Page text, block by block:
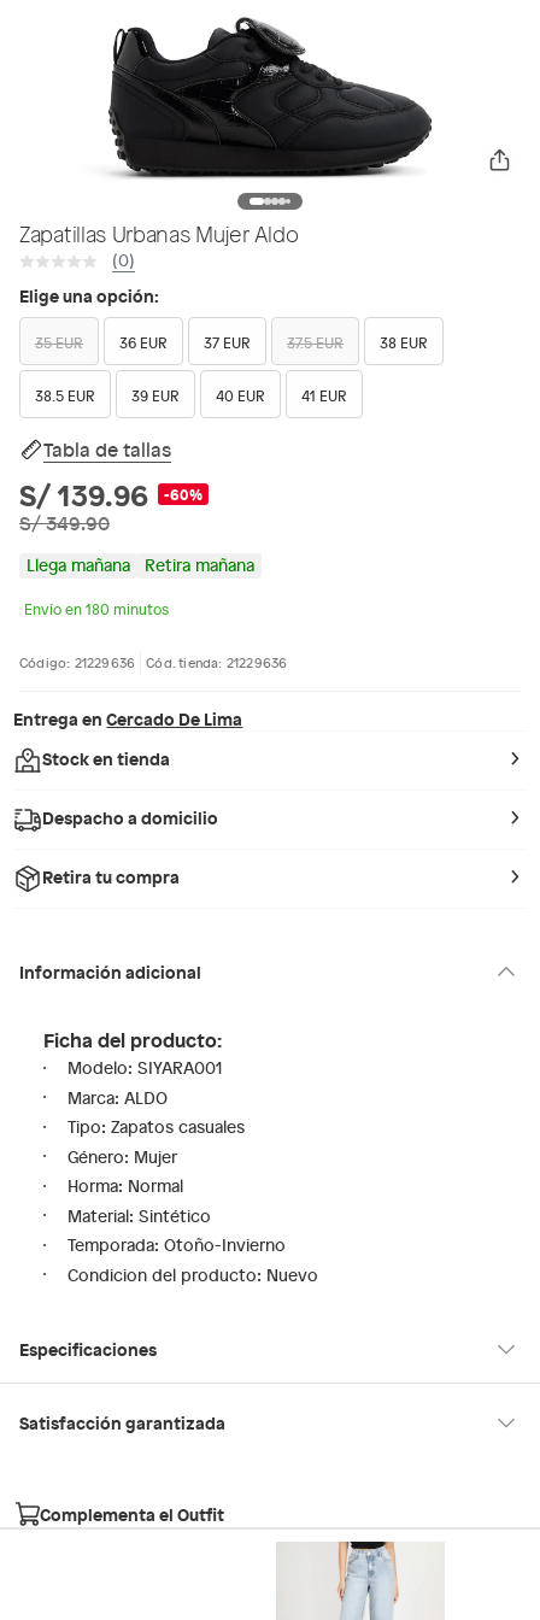
Zapatillas Urbanas Mujer Aldo
(0)
Elige una opción:
35 EUR 36 EUR 37 EUR 37.5 EUR 38 EUR
38.5 EUR 39 EUR 40 EUR 41 EUR
Tabla de tallas
S/ 139.96 -60%
S/ 349.90
Llega mañana Retira mañana
Envío en 180 minutos
Código: 21229636 Cód. tienda: 21229636
Entrega en Cercado De Lima
Stock en tienda
Despacho a domicilio
Retira tu compra
Información adicional
Ficha del producto:
Modelo: SIYARA001
Marca: ALDO
Tipo: Zapatos casuales
Género: Mujer
Horma: Normal
Material: Sintético
Temporada: Otoño-Invierno
Condicion del producto: Nuevo
Especificaciones
Tipo de ajuste
Satisfacción garantizada
Sin embargo, tenemos categorías que cuentan con plazos
diferentes, otras con restricciones y algunas que no se pueden
Falabella, Tottus y otros vendedores
Complementa el Outfit